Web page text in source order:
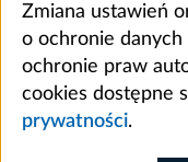
Zmiana ustawień
o ochronie danych
ochronie praw
cookies dostępne
prywatności.